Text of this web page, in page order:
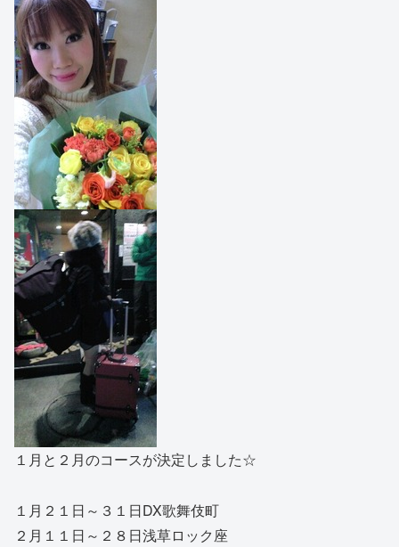
１月と２月のコースが決定しました☆
１月２１日～３１日DX歌舞伎町
２月１１日～２８日浅草ロック座